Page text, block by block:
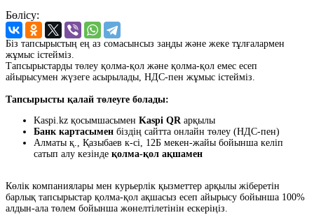
Бөлісу:
Біз тапсырыстың ең аз сомасынсыз заңды және жеке тұлғалармен
жұмыс істейміз.
Тапсырыстарды төлеу қолма-қол және қолма-қол емес есеп
айырысумен жүзеге асырылады, НДС-пен жұмыс істейміз.
Тапсырысты қалай төлеуге болады:
Kaspi.kz қосымшасымен Kaspi QRарқылы
Банк картасымен біздің сайтта онлайн төлеу (НДС-пен)
Алматы қ., Қазыбаев к-сі, 12Б мекен-жайы бойынша келіп
сатып алу кезінде қолма-қол ақшамен
Көлік компаниялары мен курьерлік қызметтер арқылы жіберетін
барлық тапсырыстар қолма-қол ақшасыз есеп айырысу бойынша 100%
алдын-ала төлем бойынша жөнелтілетінін ескеріңіз.